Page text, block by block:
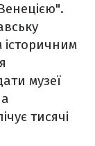
історичним
музеї
тисячі